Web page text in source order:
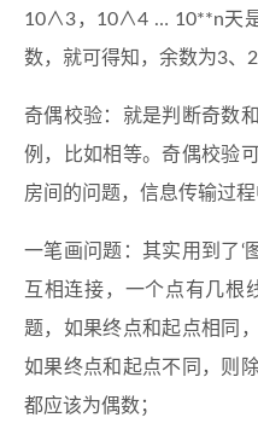
10∧3，10∧4 … 10**n天
数，就可得知，余数为3、
奇偶校验：就是判断奇数
例，比如相等。奇偶校验
房间的问题，信息传输过程
一笔画问题：其实用到了‘
互相连接，一个点有几根
题，如果终点和起点相同
如果终点和起点不同，则
都应该为偶数；